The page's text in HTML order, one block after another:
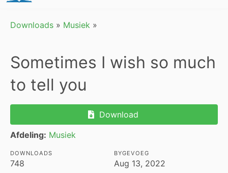
Downloads » Musiek »
Sometimes I wish so much
to tell you
Download
Afdeling: Musiek
DOWNLOADS
748
BYGEVOEG
Aug 13, 2022